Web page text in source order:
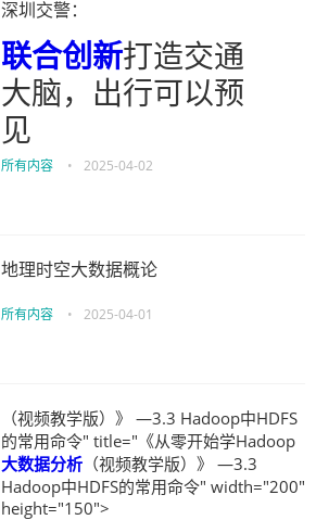
深圳交警：
联合创新打造交通
大脑，出行可以预
见
所有内容 • 2025-04-02
地理时空大数据概论
所有内容 • 2025-04-01
（视频教学版）》 —3.3 Hadoop中HDFS
的常用命令" title="《从零开始学Hadoop
大数据分析 （视频教学版）》 —3.3
Hadoop中HDFS的常用命令" width="200"
height="150">